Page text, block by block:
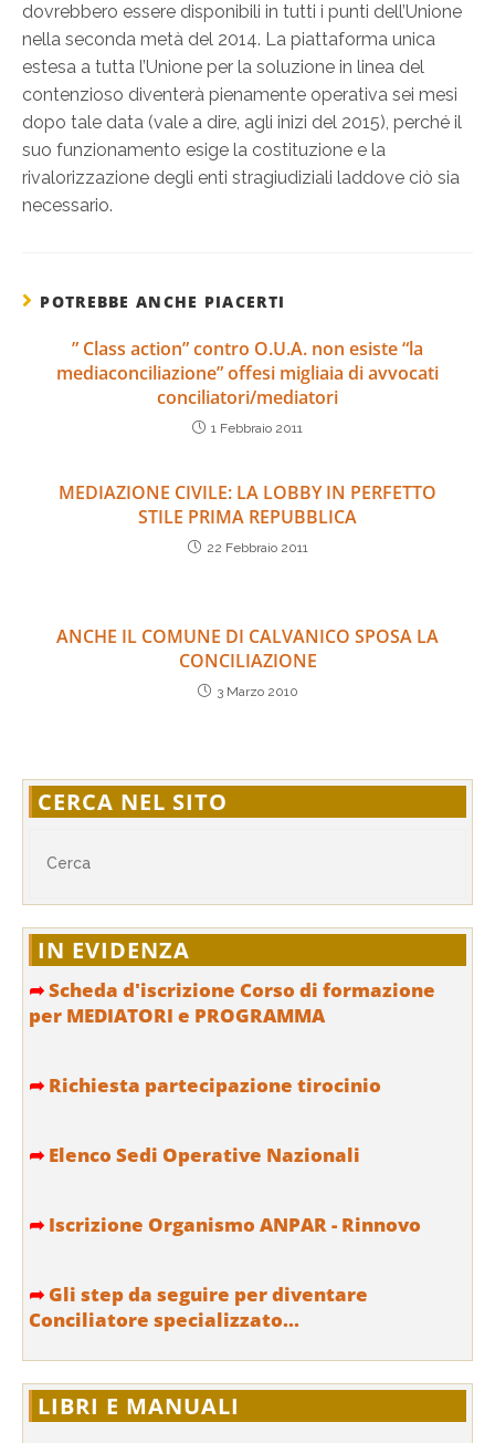
dovrebbero essere disponibili in tutti i punti dell’Unione
nella seconda metà del 2014. La piattaforma unica
estesa a tutta l’Unione per la soluzione in linea del
contenzioso diventerà pienamente operativa sei mesi
dopo tale data (vale a dire, agli inizi del 2015), perché il
suo funzionamento esige la costituzione e la
rivalorizzazione degli enti stragiudiziali laddove ciò sia
necessario.
POTREBBE ANCHE PIACERTI
” Class action” contro O.U.A. non esiste “la
mediaconciliazione” offesi migliaia di avvocati
conciliatori/mediatori
1 Febbraio 2011
MEDIAZIONE CIVILE: LA LOBBY IN PERFETTO
STILE PRIMA REPUBBLICA
22 Febbraio 2011
ANCHE IL COMUNE DI CALVANICO SPOSA LA
CONCILIAZIONE
3 Marzo 2010
CERCA NEL SITO
IN EVIDENZA
➦Scheda d'iscrizione Corso di formazione
per MEDIATORI e PROGRAMMA
➦ Richiesta partecipazione tirocinio
➦ Elenco Sedi Operative Nazionali
➦ Iscrizione Organismo ANPAR - Rinnovo
➦ Gli step da seguire per diventare
Conciliatore specializzato...
LIBRI E MANUALI